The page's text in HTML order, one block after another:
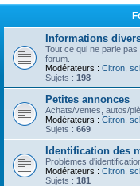
Informations
Tout ce qui ne parle
forum.
Modérateurs : Citron
Sujets : 198
Petites annonces
Achats/ventes, autos/
Modérateurs : Citron
Sujets : 669
Identification des
Problèmes
Modérateurs : Citron
Sujets : 181